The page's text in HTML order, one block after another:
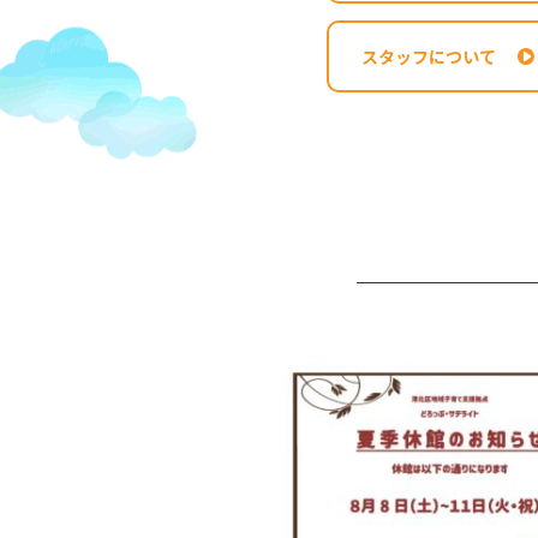
スタッフについて